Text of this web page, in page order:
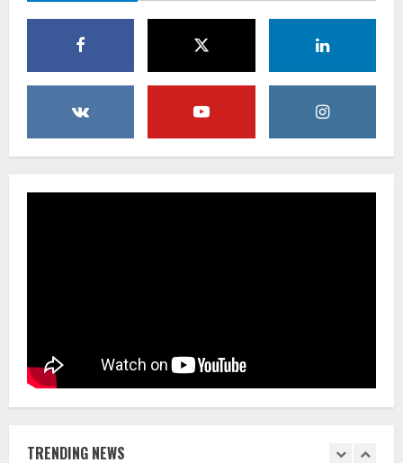
TRENDING NEWS
MENGAKU DARI PT LKA, MENGANCAM
MEDIA DAN LEMBAGA SERTA BERUPAYA
MELAKUKAN SUAP!
6 Agustus 2026
Bupati Buol dan Wakil Bupati Hadiri
Masjid Agung At-Tafakur
2
Pemkab Sukabumi Rekontruksi Ruas
Jalan Cibeureum- Goalpara Di Kerjakan